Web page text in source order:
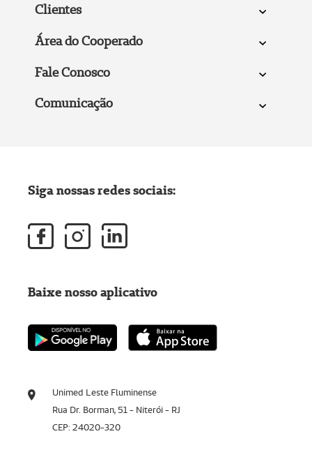
Clientes
Área do Cooperado
Fale Conosco
Comunicação
Unimed Leste Fluminense
Rua Dr. Borman, 51 - Niterói - RJ
CEP: 24020-320
Siga nossas redes sociais:
Baixe nosso aplicativo